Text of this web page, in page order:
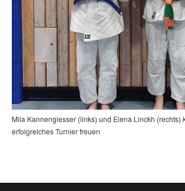
Mila Kannengiesser (links) und Elena Linckh (rechts)
erfolgreiches Turnier freuen